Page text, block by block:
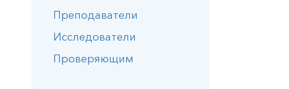
Преподаватели
Исследователи
Проверяющим